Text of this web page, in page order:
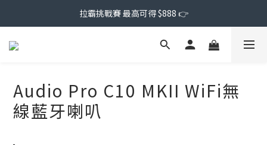
拉霸挑戰賽 最高可得 $888 👉
Audio Pro C10 MKII WiFi無
線藍牙喇叭